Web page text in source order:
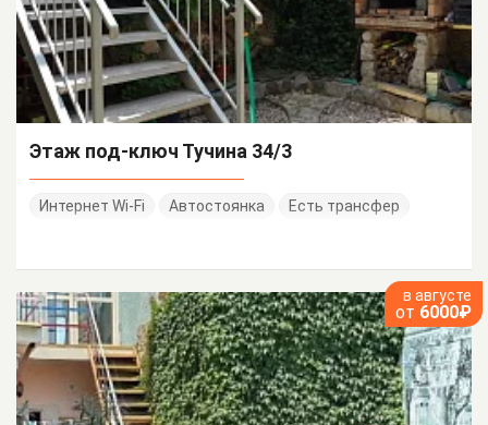
Этаж под-ключ Тучина 34/3
Интернет Wi-Fi Автостоянка Есть трансфер
в августе
от 6000₽